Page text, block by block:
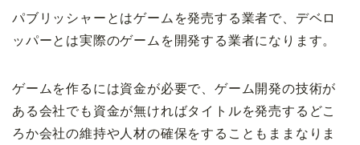
パブリッシャーとはゲームを発売する業者で、デベロ
ッパーとは実際のゲームを開発する業者になります。
ゲームを作るには資金が必要で、ゲーム開発の技術が
ある会社でも資金が無ければタイトルを発売するどこ
ろか会社の維持や人材の確保をすることもままなりま